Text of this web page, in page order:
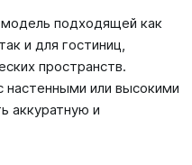
подходящей как
и для гостиниц,
пространств.
настенными или высокими
аккуратную и